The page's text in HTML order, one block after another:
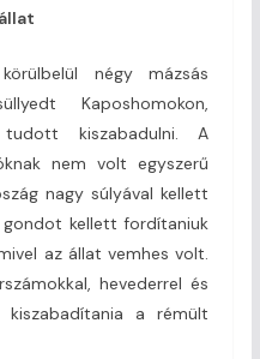
négy mázsás
Kaposhomokon,
kiszabadulni. A
nem volt egyszerű
nagy súlyával kellett
gondot kellett fordítaniuk
az állat vemhes volt.
hevederrel és
kiszabadítania a rémült